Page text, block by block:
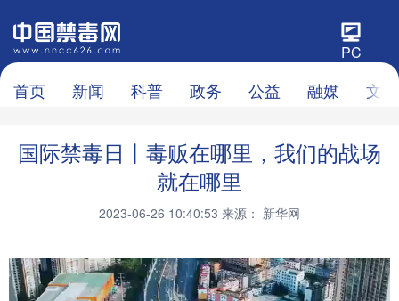
PC
首页 新闻 科普 政务 公益 融媒 文化
国际禁毒日丨毒贩在哪里，我们的战场
就在哪里
2023-06-26 10:40:53 来源： 新华网